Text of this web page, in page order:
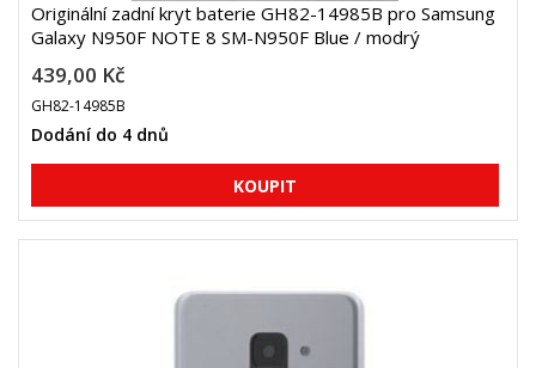
Originální zadní kryt baterie GH82-14985B pro Samsung
Galaxy N950F NOTE 8 SM-N950F Blue / modrý
439,00 Kč
GH82-14985B
Dodání do 4 dnů